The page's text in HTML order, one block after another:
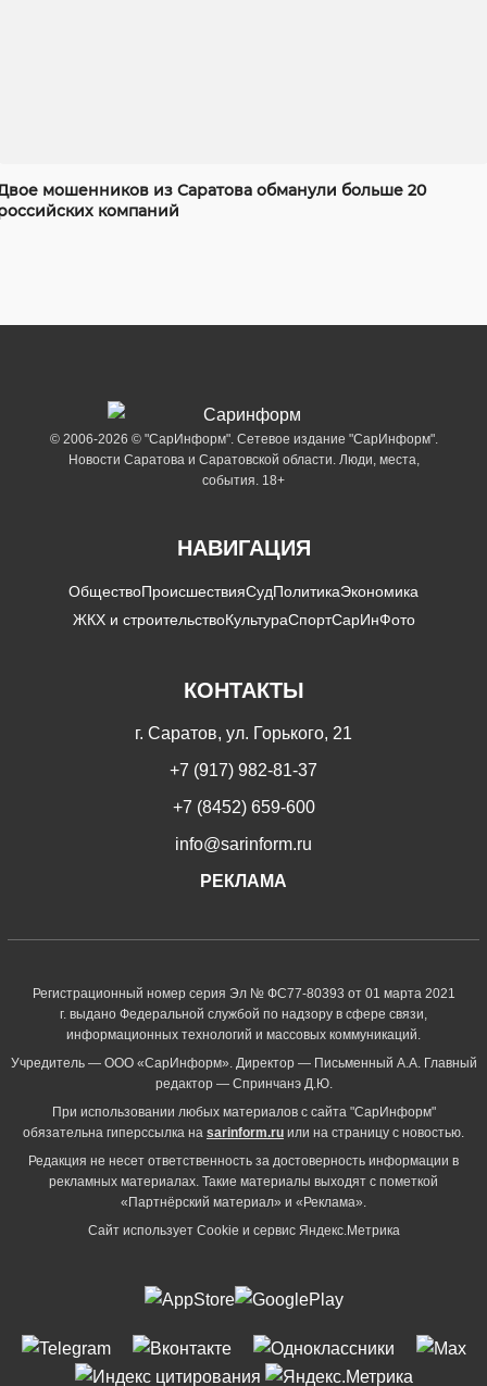
мошенников из Саратова обманули больше 20
компаний
© 2006-2026 © "СарИнформ". Сетевое издание "СарИнформ".
Новости Саратова и Саратовской области. Люди, места,
события. 18+
НАВИГАЦИЯ
ОбществоПроисшествияСудПолитикаЭкономика
ЖКХ и строительствоКультураСпортСарИнФото
КОНТАКТЫ
г. Саратов, ул. Горького, 21
+7 (917) 982-81-37
+7 (8452) 659-600
info@sarinform.ru
РЕКЛАМА
Регистрационный номер серия Эл № ФС77-80393 от 01 марта 2021
г. выдано Федеральной службой по надзору в сфере связи,
информационных технологий и массовых коммуникаций.
Учредитель — ООО «СарИнформ». Директор — Письменный А.А. Главный
редактор — Спринчанэ Д.Ю.
При использовании любых материалов с сайта "СарИнформ"
обязательна гиперссылка на sarinform.ru или на страницу с новостью.
Редакция не несет ответственность за достоверность информации в
рекламных материалах. Такие материалы выходят с пометкой
«Партнёрский материал» и «Реклама».
Сайт использует Cookie и сервиc Яндекс.Метрика